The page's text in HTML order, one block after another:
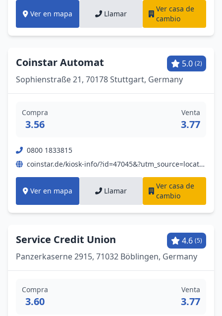
Ver en mapa Llamar
Ver casa de
cambio
Coinstar Automat 5.0 (2)
Sophienstraße 21, 70178 Stuttgart, Germany
Compra
3.56
Venta
3.77
0800 1833815
coinstar.de/kiosk-info/?id=47045&?utm_source=locationlisting&utm_medium=gmb&utm_campaign=webbutton
Ver en mapa Llamar
Ver casa de
cambio
Service Credit Union 4.6 (5)
Panzerkaserne 2915, 71032 Böblingen, Germany
Compra
3.60
Venta
3.77